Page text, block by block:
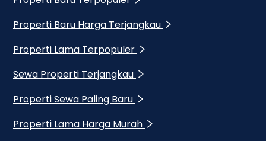
Properti Baru Harga Terjangkau
Properti Lama Terpopuler
Sewa Properti Terjangkau
Properti Sewa Paling Baru
Properti Lama Harga Murah